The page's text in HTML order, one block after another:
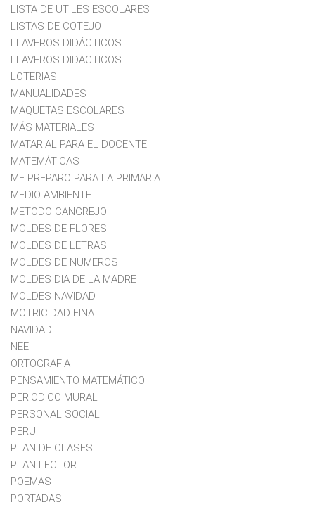
LISTA DE UTILES ESCOLARES
LISTAS DE COTEJO
LLAVEROS DIDÁCTICOS
LLAVEROS DIDACTICOS
LOTERIAS
MANUALIDADES
MAQUETAS ESCOLARES
MÁS MATERIALES
MATARIAL PARA EL DOCENTE
MATEMÁTICAS
ME PREPARO PARA LA PRIMARIA
MEDIO AMBIENTE
METODO CANGREJO
MOLDES DE FLORES
MOLDES DE LETRAS
MOLDES DE NUMEROS
MOLDES DIA DE LA MADRE
MOLDES NAVIDAD
MOTRICIDAD FINA
NAVIDAD
NEE
ORTOGRAFIA
PENSAMIENTO MATEMÁTICO
PERIODICO MURAL
PERSONAL SOCIAL
PERU
PLAN DE CLASES
PLAN LECTOR
POEMAS
PORTADAS